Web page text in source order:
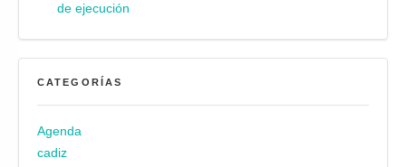
de ejecución
CATEGORÍAS
Agenda
cadiz